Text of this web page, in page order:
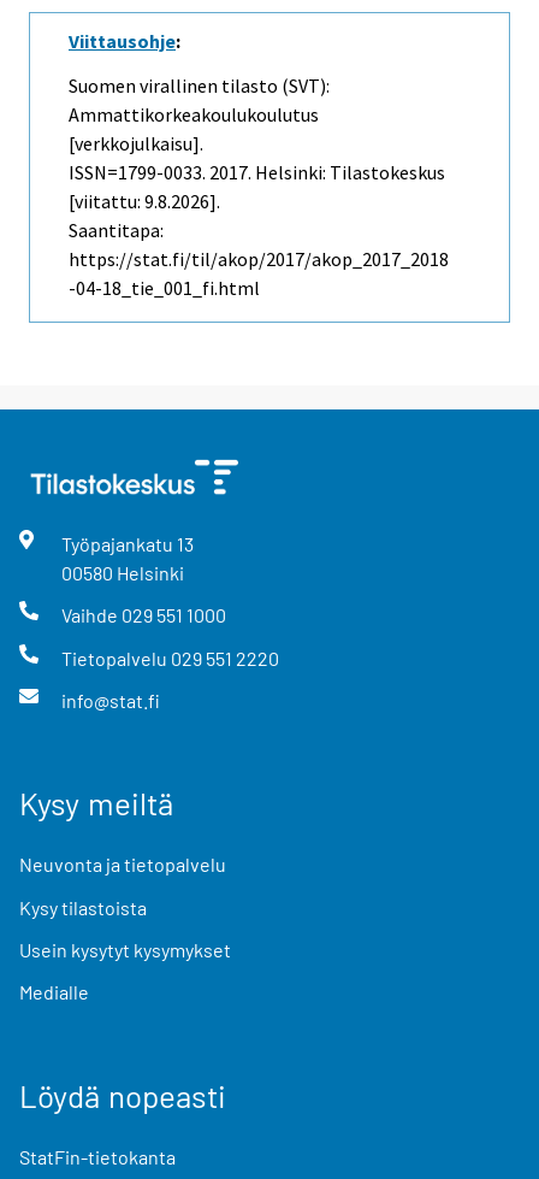
Viittausohje:
Suomen virallinen tilasto (SVT):
Ammattikorkeakoulukoulutus
[verkkojulkaisu].
ISSN=1799-0033. 2017. Helsinki: Tilastokeskus
[viitattu: 9.8.2026].
Saantitapa:
https://stat.fi/til/akop/2017/akop_2017_2018
-04-18_tie_001_fi.html
Työpajankatu 13
00580 Helsinki
Vaihde 029 551 1000
Tietopalvelu 029 551 2220
info@stat.fi
Kysy meiltä
Neuvonta ja tietopalvelu
Kysy tilastoista
Usein kysytyt kysymykset
Medialle
Löydä nopeasti
StatFin-tietokanta